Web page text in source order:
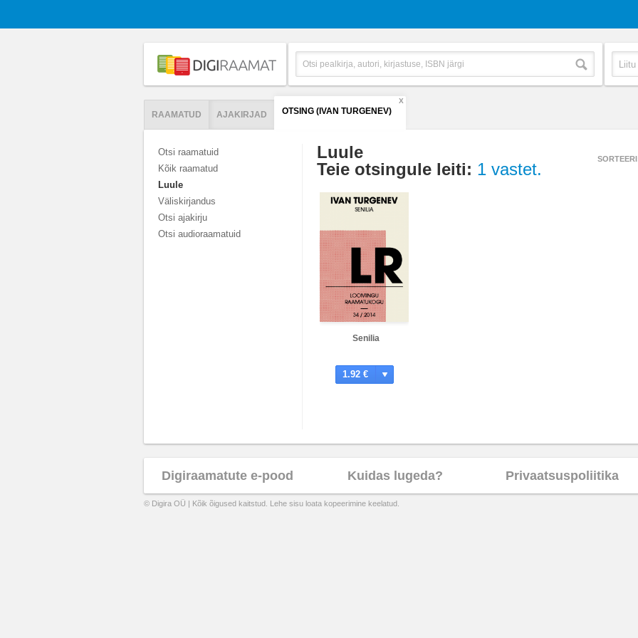
RAAMATUD AJAKIRJAD OTSING (IVAN TURGENEV)
X
Otsi raamatuid
Kõik raamatud
Luule
Väliskirjandus
Otsi ajakirju
Otsi audioraamatuid
Luule
Teie otsingule leiti: 1 vastet.
Senilia
1.92 €
Digiraamatute e-pood Kuidas lugeda? Privaatsuspoliitika
© Digira OÜ | Kõik õigused kaitstud. Lehe sisu loata kopeerimine keelatud.